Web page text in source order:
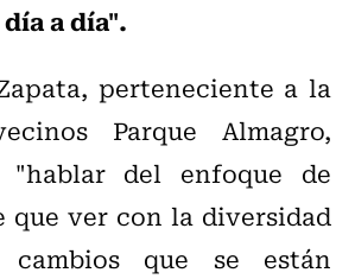
a día".
perteneciente a la
Parque Almagro,
"hablar del enfoque de
que ver con la diversidad
que se están